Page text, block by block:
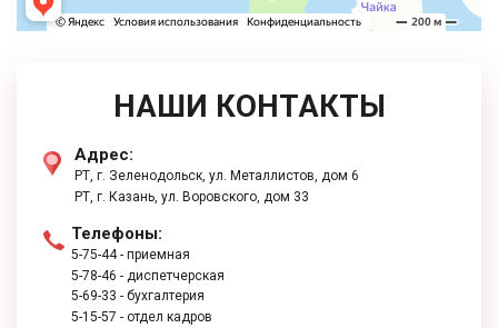
НАШИ КОНТАКТЫ
Адрес:
РТ, г. Зеленодольск, ул. Металлистов, дом 6
РТ, г. ​Казань, ул. Воровского, дом 33
Телефоны:
5-75-44- приемная
5-78-46 - диспетчерская
5-69-33 - бухгалтерия
5-15-57 - отдел кадров